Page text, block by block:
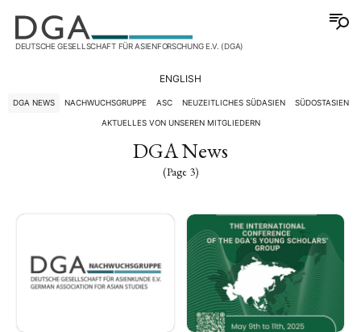
DEUTSCHE GESELLSCHAFT FÜR ASIENFORSCHUNG E.V. (DGA)
ENGLISH
DGA NEWS NACHWUCHSGRUPPE ASC NEUZEITLICHES SÜDASIEN SÜDOSTASIEN
AKTUELLES VON UNSEREN MITGLIEDERN
DGA News
(Page 3)